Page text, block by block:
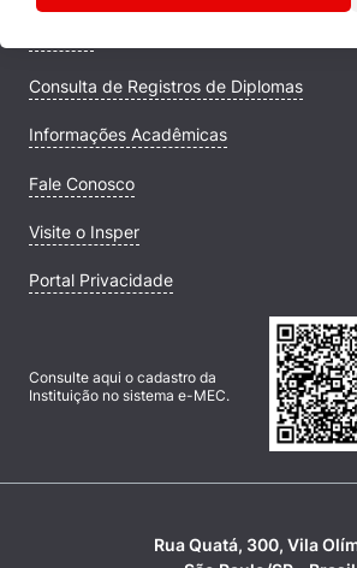
Consulta de Registros de Diplomas
Informações Acadêmicas
Fale Conosco
Visite o Insper
Portal Privacidade
Consulte aqui o cadastro da
Instituição no sistema e-MEC.
Rua Quatá, 300, Vila